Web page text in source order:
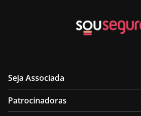
Seja Associada
Patrocinadoras